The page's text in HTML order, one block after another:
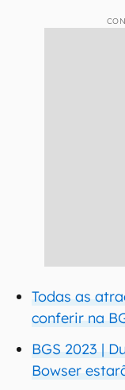
Todas as
conferir na
BGS 2023 |
Bowser